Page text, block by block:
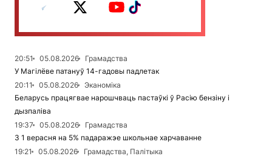
20:51 05.08.2026
Грамадства
У Магілёве патануў 14-гадовы падлетак
20:11
05.08.2026
Эканоміка
Беларусь працягвае нарошчваць пастаўкі ў Расію бензіну і
дызпаліва
19:37
05.08.2026
Грамадства
З 1 верасня на 5% падаражэе школьнае харчаванне
19:21
05.08.2026
Грамадства, Палітыка